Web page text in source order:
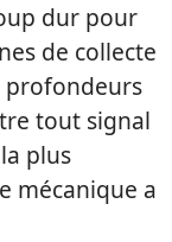
dur pour
de collecte
profondeurs
tout signal
plus
mécanique a